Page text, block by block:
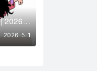
免费节点每日更新 | 2026年05月01日SSR/V2Ray/Clash可用订阅
2026-5-1